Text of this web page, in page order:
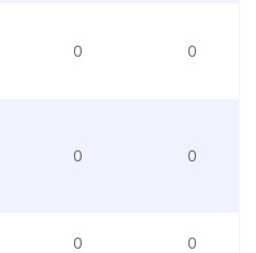
0 0
0 0
0 0